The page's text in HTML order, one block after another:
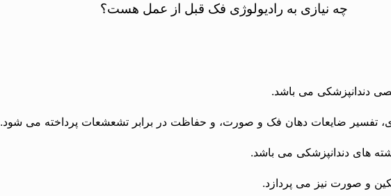
چه نیازی به رادیولوژی فک قبل از عمل هست؟
دندانپزشکی می باشد.
تفسیر ضایعات دهان فک و صورت، و حفاظت در برابر تشعشعات پرداخته می شود.
های دندانپزشکی می باشد.
و صورت نیز می پردازد.